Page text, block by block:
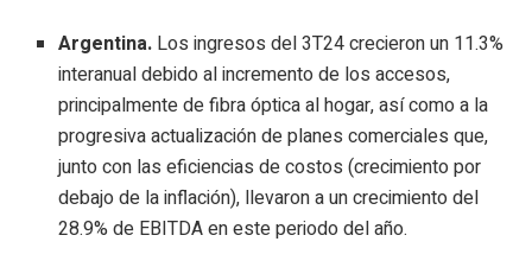
Argentina. Los ingresos del 3T24 crecieron un 11.3%
interanual debido al incremento de los accesos,
principalmente de fibra óptica al hogar, así como a la
progresiva actualización de planes comerciales que,
junto con las eficiencias de costos (crecimiento por
debajo de la inflación), llevaron a un crecimiento del
28.9% de EBITDA en este periodo del año.